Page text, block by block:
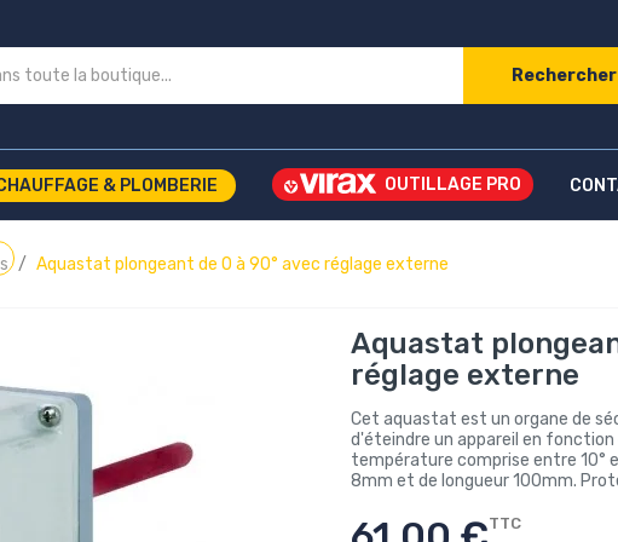
Rechercher
& PLOMBERIE
Aquastat plongeant de 0 à 90° avec réglage externe
Aquastat
réglage externe
Cet aquastat est un organe de
d'éteindre un appareil en
température comprise entre 10°
8mm et de longueur 100mm.
TTC